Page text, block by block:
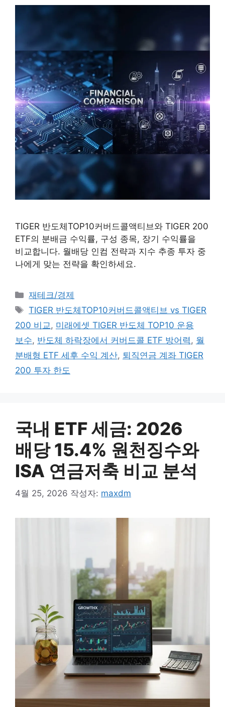
TIGER 반도체TOP10커버드콜액티브와 TIGER 200
ETF의 분배금 수익률, 구성 종목, 장기 수익률을
비교합니다. 월배당 인컴 전략과 지수 추종 투자 중
나에게 맞는 전략을 확인하세요.
카테고리
재테크/경제
태그
TIGER 반도체TOP10커버드콜액티브 vs TIGER
200 비교, 미래에셋 TIGER 반도체 TOP10 운용
보수, 반도체 하락장에서 커버드콜 ETF 방어력, 월
분배형 ETF 세후 수익 계산, 퇴직연금 계좌 TIGER
200 투자 한도
국내 ETF 세금: 2026
배당 15.4% 원천징수와
ISA 연금저축 비교 분석
4월 25, 2026 작성자: maxdm